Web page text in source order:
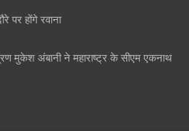
पर होंगे रवाना
मुकेश अंबानी ने महाराष्ट्र के सीएम एकनाथ